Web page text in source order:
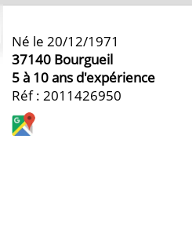
Né le 20/12/1971
37140 Bourgueil
5 à 10 ans d'expérience
Réf : 2011426950